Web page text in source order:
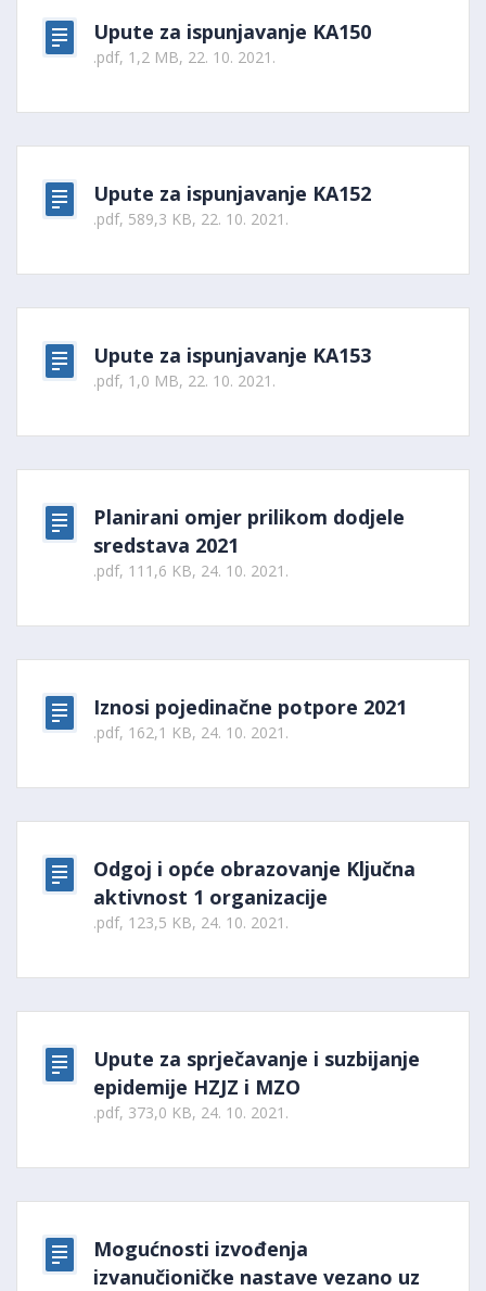
Upute za ispunjavanje KA150
.pdf, 1,2 MB, 22. 10. 2021.
Upute za ispunjavanje KA152
.pdf, 589,3 KB, 22. 10. 2021.
Upute za ispunjavanje KA153
.pdf, 1,0 MB, 22. 10. 2021.
Planirani omjer prilikom dodjele
sredstava 2021
.pdf, 111,6 KB, 24. 10. 2021.
Iznosi pojedinačne potpore 2021
.pdf, 162,1 KB, 24. 10. 2021.
Odgoj i opće obrazovanje Ključna
aktivnost 1 organizacije
.pdf, 123,5 KB, 24. 10. 2021.
Upute za sprječavanje i suzbijanje
epidemije HZJZ i MZO
.pdf, 373,0 KB, 24. 10. 2021.
Mogućnosti izvođenja
izvanučioničke nastave vezano uz